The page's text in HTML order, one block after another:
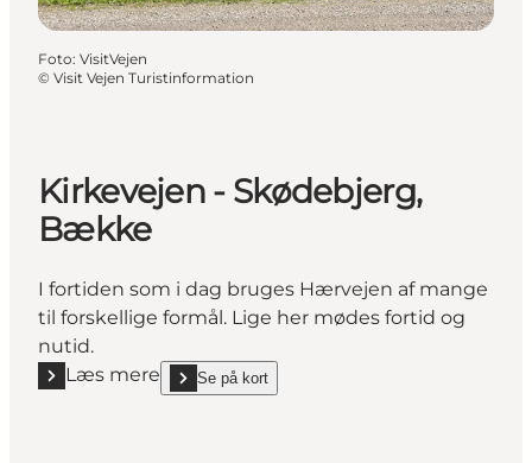
Foto: VisitVejen
© Visit Vejen Turistinformation
Kirkevejen - Skødebjerg,
Bække
I fortiden som i dag bruges Hærvejen af mange
til forskellige formål. Lige her mødes fortid og
nutid.
Læs mere
Læs mere "Kirkevejen - Skødebjerg, Bække"
Se på kort
show Kirkevejen - Skødebjerg, Bække on_map